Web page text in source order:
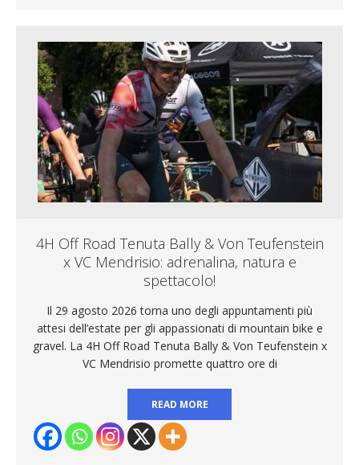
4H Off Road Tenuta Bally & Von Teufenstein
x VC Mendrisio: adrenalina, natura e
spettacolo!
Il 29 agosto 2026 torna uno degli appuntamenti più
attesi dell’estate per gli appassionati di mountain bike e
gravel. La 4H Off Road Tenuta Bally & Von Teufenstein x
VC Mendrisio promette quattro ore di
READ MORE